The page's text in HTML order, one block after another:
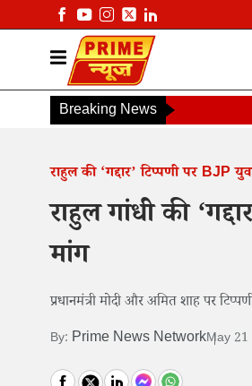
Breaking News
राहुल की ‘गद्दार’ टिप्पणी पर BJP
राहुल गांधी की
मांग
प्रधानमंत्री मोदी और अमित शाह पर
By: Prime News NetworkMay